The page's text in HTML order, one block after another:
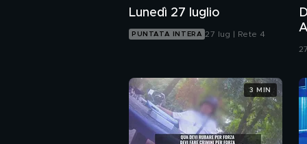
Lunedì 27 luglio
PUNTATA INTERA 27 lug | Rete 4
3 MIN